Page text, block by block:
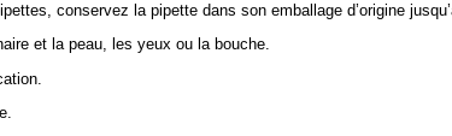
conservez la pipette dans son emballage d’origine
et la peau, les yeux ou la bouche.